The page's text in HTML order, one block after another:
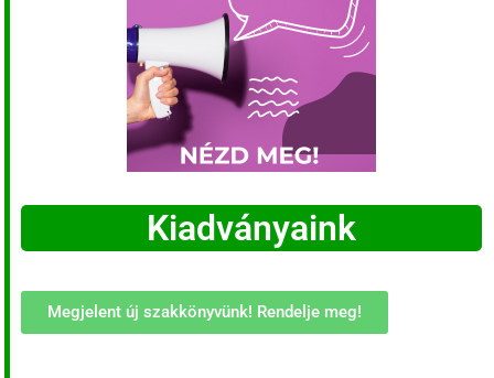
Kiadványaink
Megjelent új szakkönyvünk! Rendelje meg!